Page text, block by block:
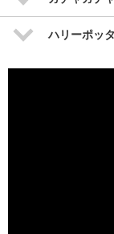
ハリーポッ